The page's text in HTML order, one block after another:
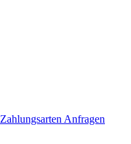
Zahlungsarten Anfragen